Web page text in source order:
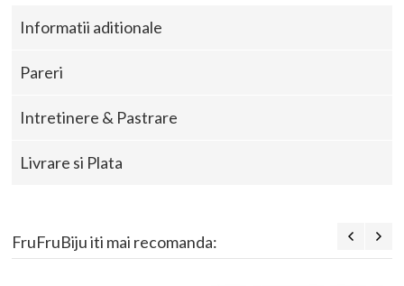
Informatii aditionale
Pareri
Intretinere & Pastrare
Livrare si Plata
FruFruBiju iti mai recomanda: